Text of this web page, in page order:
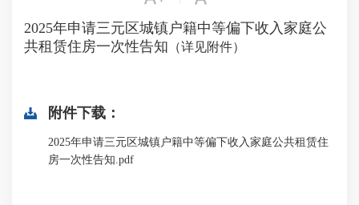
2025年申请三元区城镇户籍中等偏下收入家庭公
共租赁住房一次性告知 （详见附件）
附件下载：
2025年申请三元区城镇户籍中等偏下收入家庭公共租赁住
房一次性告知.pdf